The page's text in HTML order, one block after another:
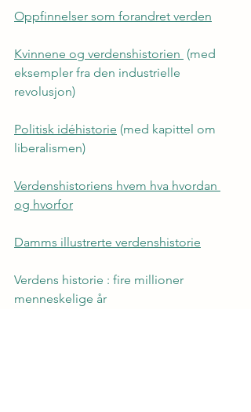
Oppfinnelser som forandret verden
Kvinnene og verdenshistorien (med
eksempler fra den industrielle
revolusjon)
Politisk idéhistorie (med kapittel om
liberalismen)
Verdenshistoriens hvem hva hvordan
og hvorfor
Damms illustrerte verdenshistorie
Verdens historie : fire millioner
menneskelige år